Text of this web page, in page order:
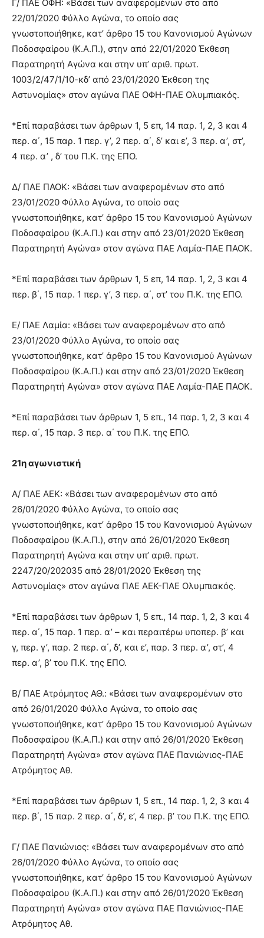
Γ/ ΠΑΕ ΟΦΗ: «Βάσει των αναφερομένων στο από
22/01/2020 Φύλλο Αγώνα, το οποίο σας
γνωστοποιήθηκε, κατ’ άρθρο 15 του Κανονισμού Αγώνων
Ποδοσφαίρου (Κ.Α.Π.), στην από 22/01/2020 Έκθεση
Παρατηρητή Αγώνα και στην υπ’ αριθ. πρωτ.
1003/2/47/1/10-κδ’ από 23/01/2020 Έκθεση της
Αστυνομίας» στον αγώνα ΠΑΕ ΟΦΗ-ΠΑΕ Ολυμπιακός.
*Επί παραβάσει των άρθρων 1, 5 επ, 14 παρ. 1, 2, 3 και 4
περ. α΄, 15 παρ. 1 περ. γ’, 2 περ. α΄, δ’ και ε’, 3 περ. α’, στ’,
4 περ. α’ , δ’ του Π.Κ. της ΕΠΟ.
Δ/ ΠΑΕ ΠΑΟΚ: «Βάσει των αναφερομένων στο από
23/01/2020 Φύλλο Αγώνα, το οποίο σας
γνωστοποιήθηκε, κατ’ άρθρο 15 του Κανονισμού Αγώνων
Ποδοσφαίρου (Κ.Α.Π.) και στην από 23/01/2020 Έκθεση
Παρατηρητή Αγώνα» στον αγώνα ΠΑΕ Λαμία-ΠΑΕ ΠΑΟΚ.
*Επί παραβάσει των άρθρων 1, 5 επ, 14 παρ. 1, 2, 3 και 4
περ. β΄, 15 παρ. 1 περ. γ’, 3 περ. α΄, στ’ του Π.Κ. της ΕΠΟ.
Ε/ ΠΑΕ Λαμία: «Βάσει των αναφερομένων στο από
23/01/2020 Φύλλο Αγώνα, το οποίο σας
γνωστοποιήθηκε, κατ’ άρθρο 15 του Κανονισμού Αγώνων
Ποδοσφαίρου (Κ.Α.Π.) και στην από 23/01/2020 Έκθεση
Παρατηρητή Αγώνα» στον αγώνα ΠΑΕ Λαμία-ΠΑΕ ΠΑΟΚ.
*Επί παραβάσει των άρθρων 1, 5 επ., 14 παρ. 1, 2, 3 και 4
περ. α΄, 15 παρ. 3 περ. α΄ του Π.Κ. της ΕΠΟ.
21η αγωνιστική
Α/ ΠΑΕ ΑΕΚ: «Βάσει των αναφερομένων στο από
26/01/2020 Φύλλο Αγώνα, το οποίο σας
γνωστοποιήθηκε, κατ’ άρθρο 15 του Κανονισμού Αγώνων
Ποδοσφαίρου (Κ.Α.Π.), στην από 26/01/2020 Έκθεση
Παρατηρητή Αγώνα και στην υπ’ αριθ. πρωτ.
2247/20/202035 από 28/01/2020 Έκθεση της
Αστυνομίας» στον αγώνα ΠΑΕ ΑΕΚ-ΠΑΕ Ολυμπιακός.
*Επί παραβάσει των άρθρων 1, 5 επ., 14 παρ. 1, 2, 3 και 4
περ. α΄, 15 παρ. 1 περ. α’ – και περαιτέρω υποπερ. β’ και
γ, περ. γ’, παρ. 2 περ. α΄, δ’, και ε’, παρ. 3 περ. α’, στ’, 4
περ. α’, β’ του Π.Κ. της ΕΠΟ.
Β/ ΠΑΕ Ατρόμητος ΑΘ.: «Βάσει των αναφερομένων στο
από 26/01/2020 Φύλλο Αγώνα, το οποίο σας
γνωστοποιήθηκε, κατ’ άρθρο 15 του Κανονισμού Αγώνων
Ποδοσφαίρου (Κ.Α.Π.) και στην από 26/01/2020 Έκθεση
Παρατηρητή Αγώνα» στον αγώνα ΠΑΕ Πανιώνιος-ΠΑΕ
Ατρόμητος Αθ.
*Επί παραβάσει των άρθρων 1, 5 επ., 14 παρ. 1, 2, 3 και 4
περ. β΄, 15 παρ. 2 περ. α΄, δ’, ε’, 4 περ. β’ του Π.Κ. της ΕΠΟ.
Γ/ ΠΑΕ Πανιώνιος: «Βάσει των αναφερομένων στο από
26/01/2020 Φύλλο Αγώνα, το οποίο σας
γνωστοποιήθηκε, κατ’ άρθρο 15 του Κανονισμού Αγώνων
Ποδοσφαίρου (Κ.Α.Π.) και στην από 26/01/2020 Έκθεση
Παρατηρητή Αγώνα» στον αγώνα ΠΑΕ Πανιώνιος-ΠΑΕ
Ατρόμητος Αθ.